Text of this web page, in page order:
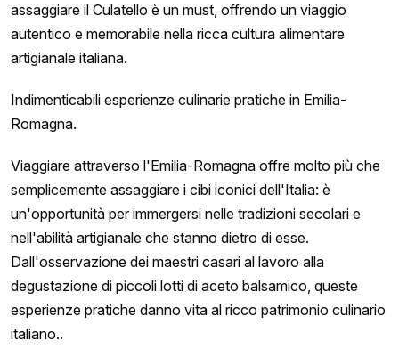
assaggiare il Culatello è un must, offrendo un viaggio
autentico e memorabile nella ricca cultura alimentare
artigianale italiana.
Indimenticabili esperienze culinarie pratiche in Emilia-
Romagna.
Viaggiare attraverso l'Emilia-Romagna offre molto più che
semplicemente assaggiare i cibi iconici dell'Italia: è
un'opportunità per immergersi nelle tradizioni secolari e
nell'abilità artigianale che stanno dietro di esse.
Dall'osservazione dei maestri casari al lavoro alla
degustazione di piccoli lotti di aceto balsamico, queste
esperienze pratiche danno vita al ricco patrimonio culinario
italiano..